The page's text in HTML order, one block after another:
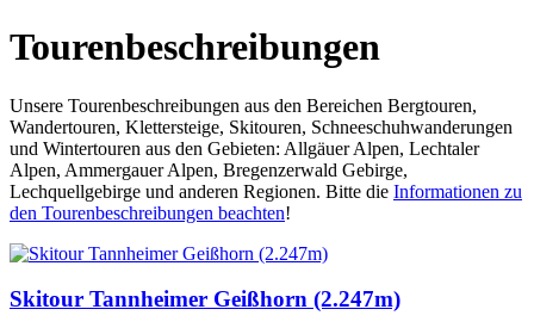
Tourenbeschreibungen
Unsere Tourenbeschreibungen aus den Bereichen Bergtouren,
Wandertouren, Klettersteige, Skitouren, Schneeschuhwanderungen
und Wintertouren aus den Gebieten: Allgäuer Alpen, Lechtaler
Alpen, Ammergauer Alpen, Bregenzerwald Gebirge,
Lechquellgebirge und anderen Regionen. Bitte die Informationen zu
den Tourenbeschreibungen beachten!
Skitour Tannheimer Geißhorn (2.247m)